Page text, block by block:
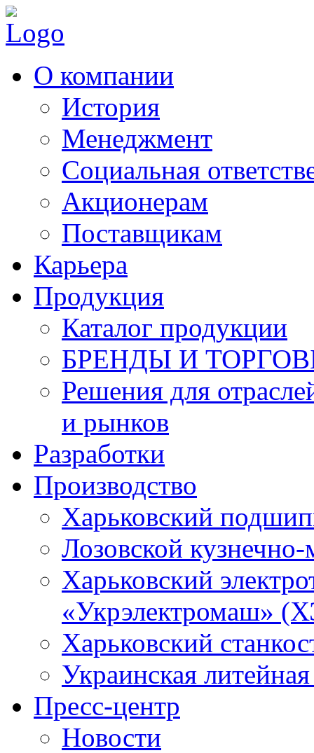
О компании
История
Менеджмент
Социальная
Акционерам
Поставщикам
Карьера
Продукция
Каталог продукции
БРЕНДЫ И
Решения для
и рынков
Разработки
Производство
Харьковский
Лозовской
Харьковский
«Укрэлектромаш»
Харьковский
Украинская
Пресс-центр
Новости